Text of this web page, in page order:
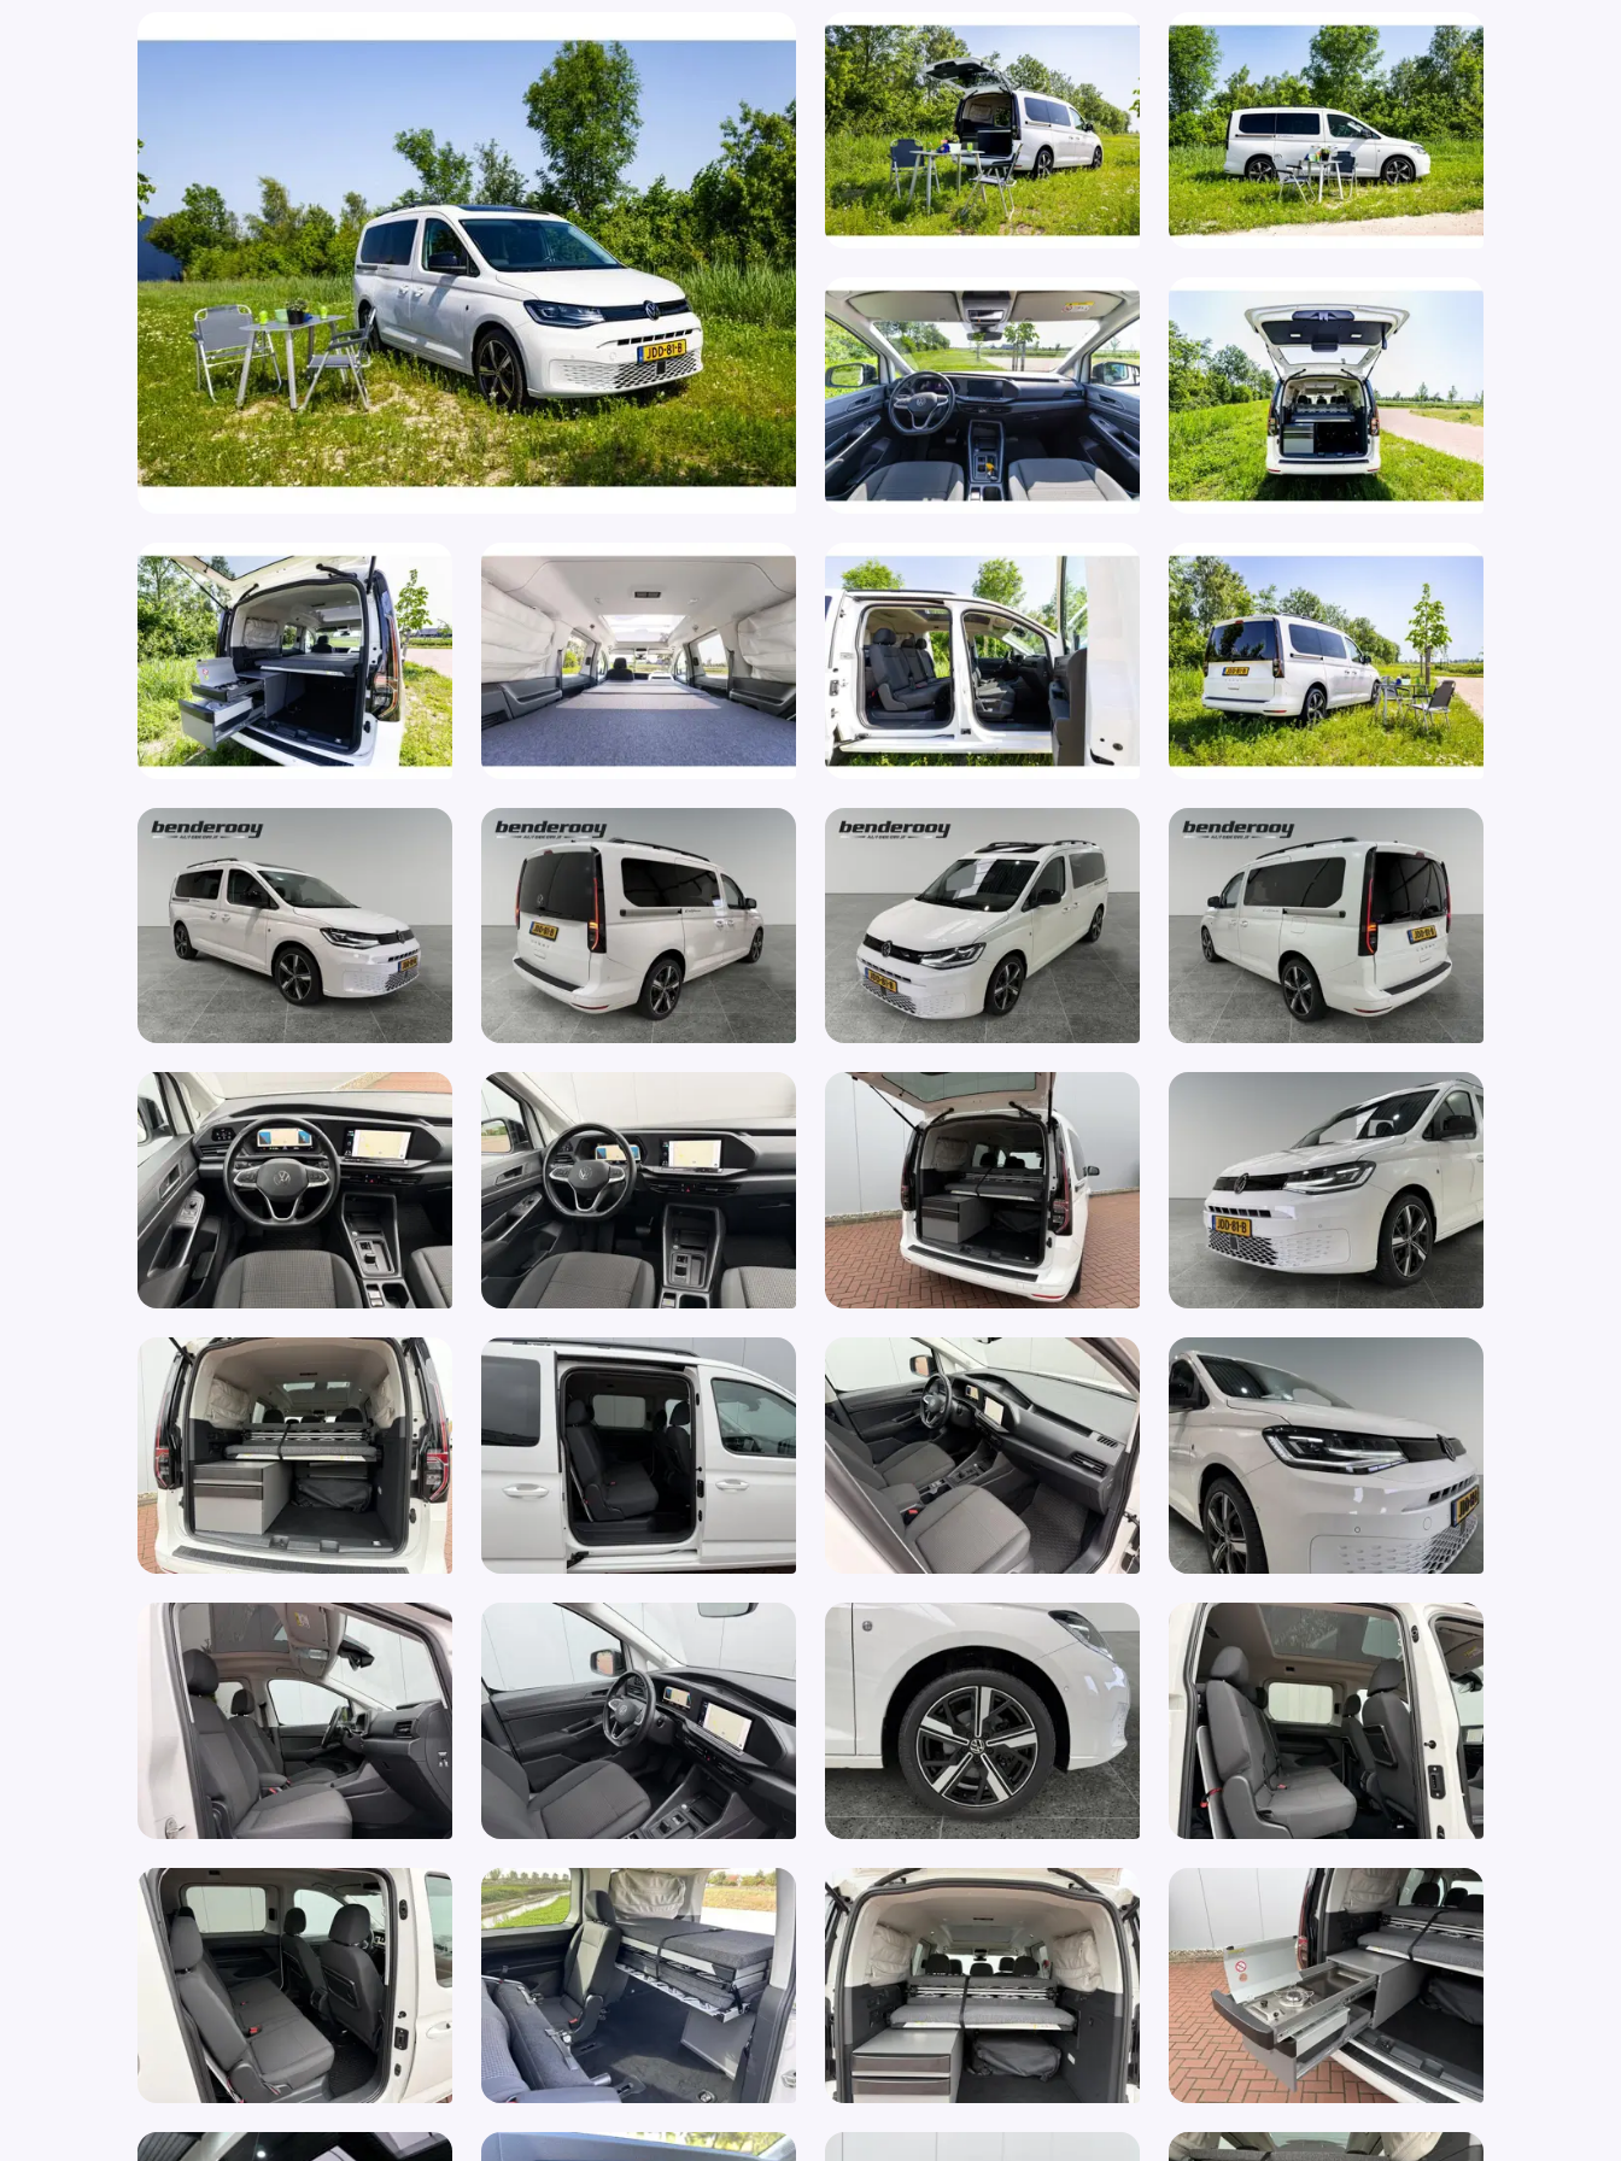
Start/stop systeem
Warmtewerend glas
Zijschuifdeur links
Zijschuifdeur rechts
Achteruitrijcamera
Audioinstallatie met CD-speler
Bluetooth
afstandsbediening
Comfortstoel(en)
Cruisecontrol
DAB
Extra getint glas achter
Isofix bevestiging voor kinderzitjes
Keyless entry
Keyless start
LED achterlichten
Airco (automatisch)
Dakrailing
Dakrails
Derde remlicht
Draadloze telefoonlader
Lederen stuurwiel